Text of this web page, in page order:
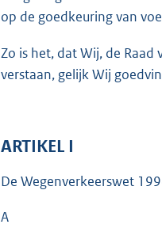
op de goedkeuring van
Zo is het, dat Wij, de
verstaan, gelijk Wij
ARTIKEL I
De Wegenverkeerswet
A